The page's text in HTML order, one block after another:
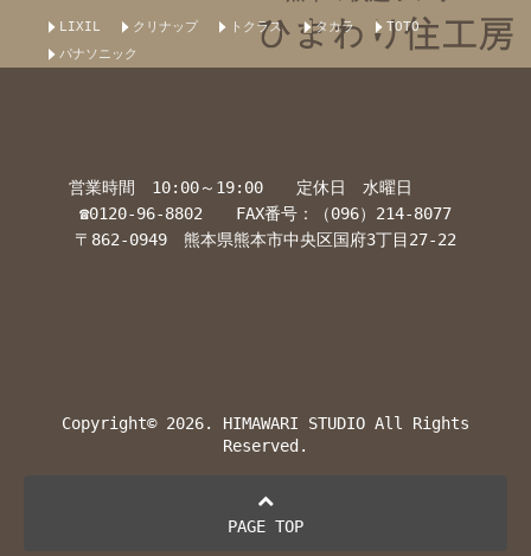
LIXIL クリナップ トクラス タカラ
TOTO
パナソニック
営業時間 10:00～19:00 定休日 水曜日
☎0120-96-8802 FAX番号：（096）214-8077
〒862-0949 熊本県熊本市中央区国府3丁目27-22
Copyright© 2026. HIMAWARI STUDIO All Rights
Reserved.
PAGE TOP